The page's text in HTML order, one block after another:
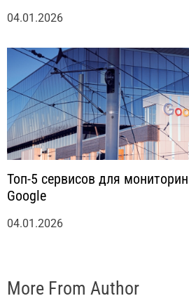
04.01.2026
Топ-5 сервисов для
Google
04.01.2026
More From Author